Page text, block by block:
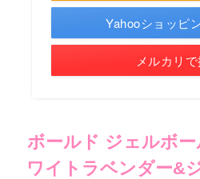
Yahooショッピ
メルカリ
ボールド ジェルボ
ワイトラベンダー&